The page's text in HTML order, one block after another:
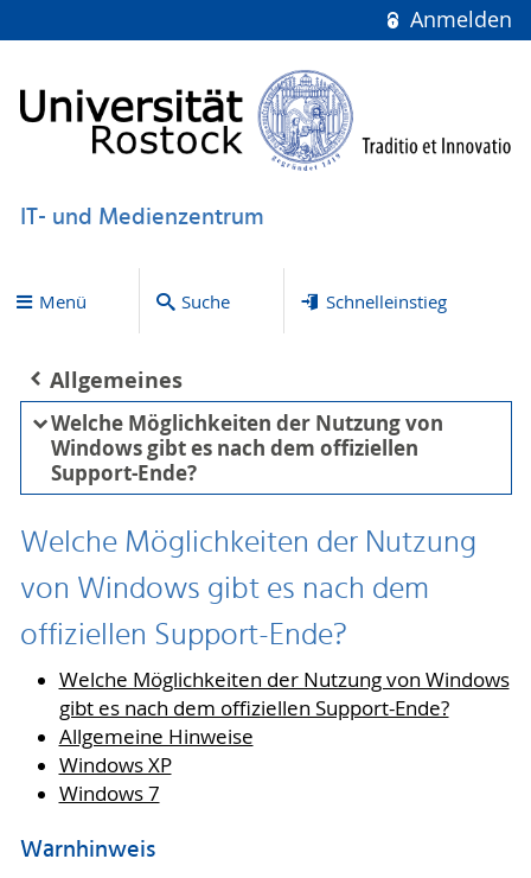
Anmelden
IT- und Medienzentrum
Menü Suche Schnelleinstieg
Allgemeines
Welche Möglichkeiten der Nutzung von
Windows gibt es nach dem offiziellen
Support-Ende?
Welche Möglichkeiten der Nutzung
von Windows gibt es nach dem
offiziellen Support-Ende?
Welche Möglichkeiten der Nutzung von Windows
gibt es nach dem offiziellen Support-Ende?
Allgemeine Hinweise
Windows XP
Windows 7
Warnhinweis